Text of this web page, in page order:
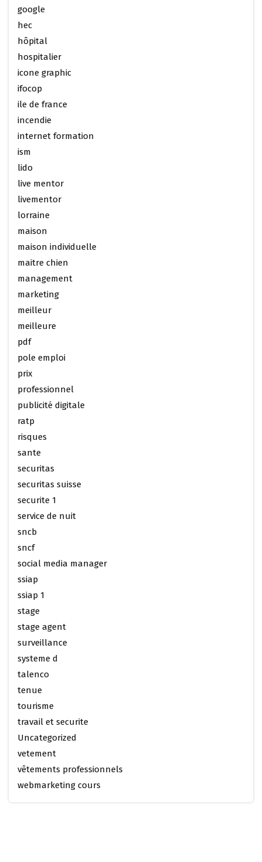
google
hec
hôpital
hospitalier
icone graphic
ifocop
ile de france
incendie
internet formation
ism
lido
live mentor
livementor
lorraine
maison
maison individuelle
maitre chien
management
marketing
meilleur
meilleure
pdf
pole emploi
prix
professionnel
publicité digitale
ratp
risques
sante
securitas
securitas suisse
securite 1
service de nuit
sncb
sncf
social media manager
ssiap
ssiap 1
stage
stage agent
surveillance
systeme d
talenco
tenue
tourisme
travail et securite
Uncategorized
vetement
vêtements professionnels
webmarketing cours